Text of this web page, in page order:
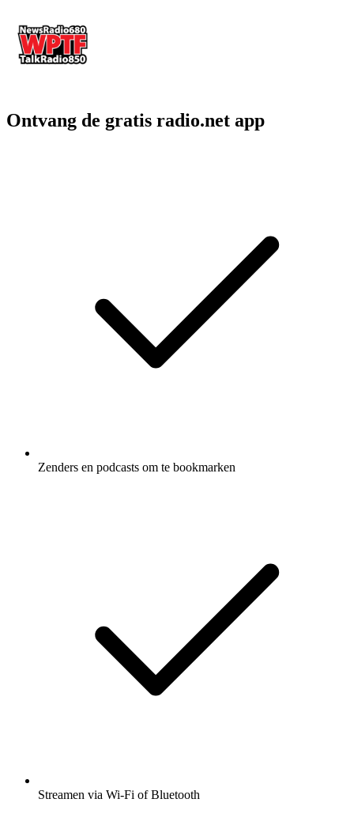
Ontvang de gratis radio.net app
Zenders en podcasts om te bookmarken
Streamen via Wi-Fi of Bluetooth